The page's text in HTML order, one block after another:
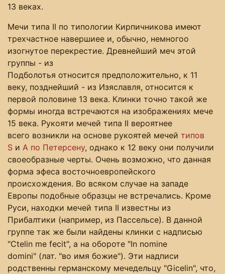
13 веках.
Мечи типа II по типологии Кирпичникова имеют
трехчастное навершиее и, обычно, немногоо
изогнутое перекрестие. Древнейший меч этой
группы - из
Подболотья относится предположительно, к 11
веку, позднейший - из Изяславля, относится к
первой половине 13 века. Клинки точно такой же
формы иногда встречаются на изображениях мече
15 века. Рукояти мечей типа II вероятнее
всего возникли на основе рукоятей мечей типов
S и А по Петерсену, однако к 12 веку они получили
своеобразные черты. Очень возможно, что данная
форма эфеса восточноевропейского
происхождения. Во всяком случае на западе
Европы подобные образцы не встречались. Кроме
Руси, находки мечей типа II известны из
Прибалтики (например, из Пассельсе). В данной
группе так же были найдены клинки с надписью
"Ctelin me fecit", а на обороте "In nomine
domini" (лат. "во имя божие"). Эти надписи
родственны германскому мечедельцу "Gicelin", что,